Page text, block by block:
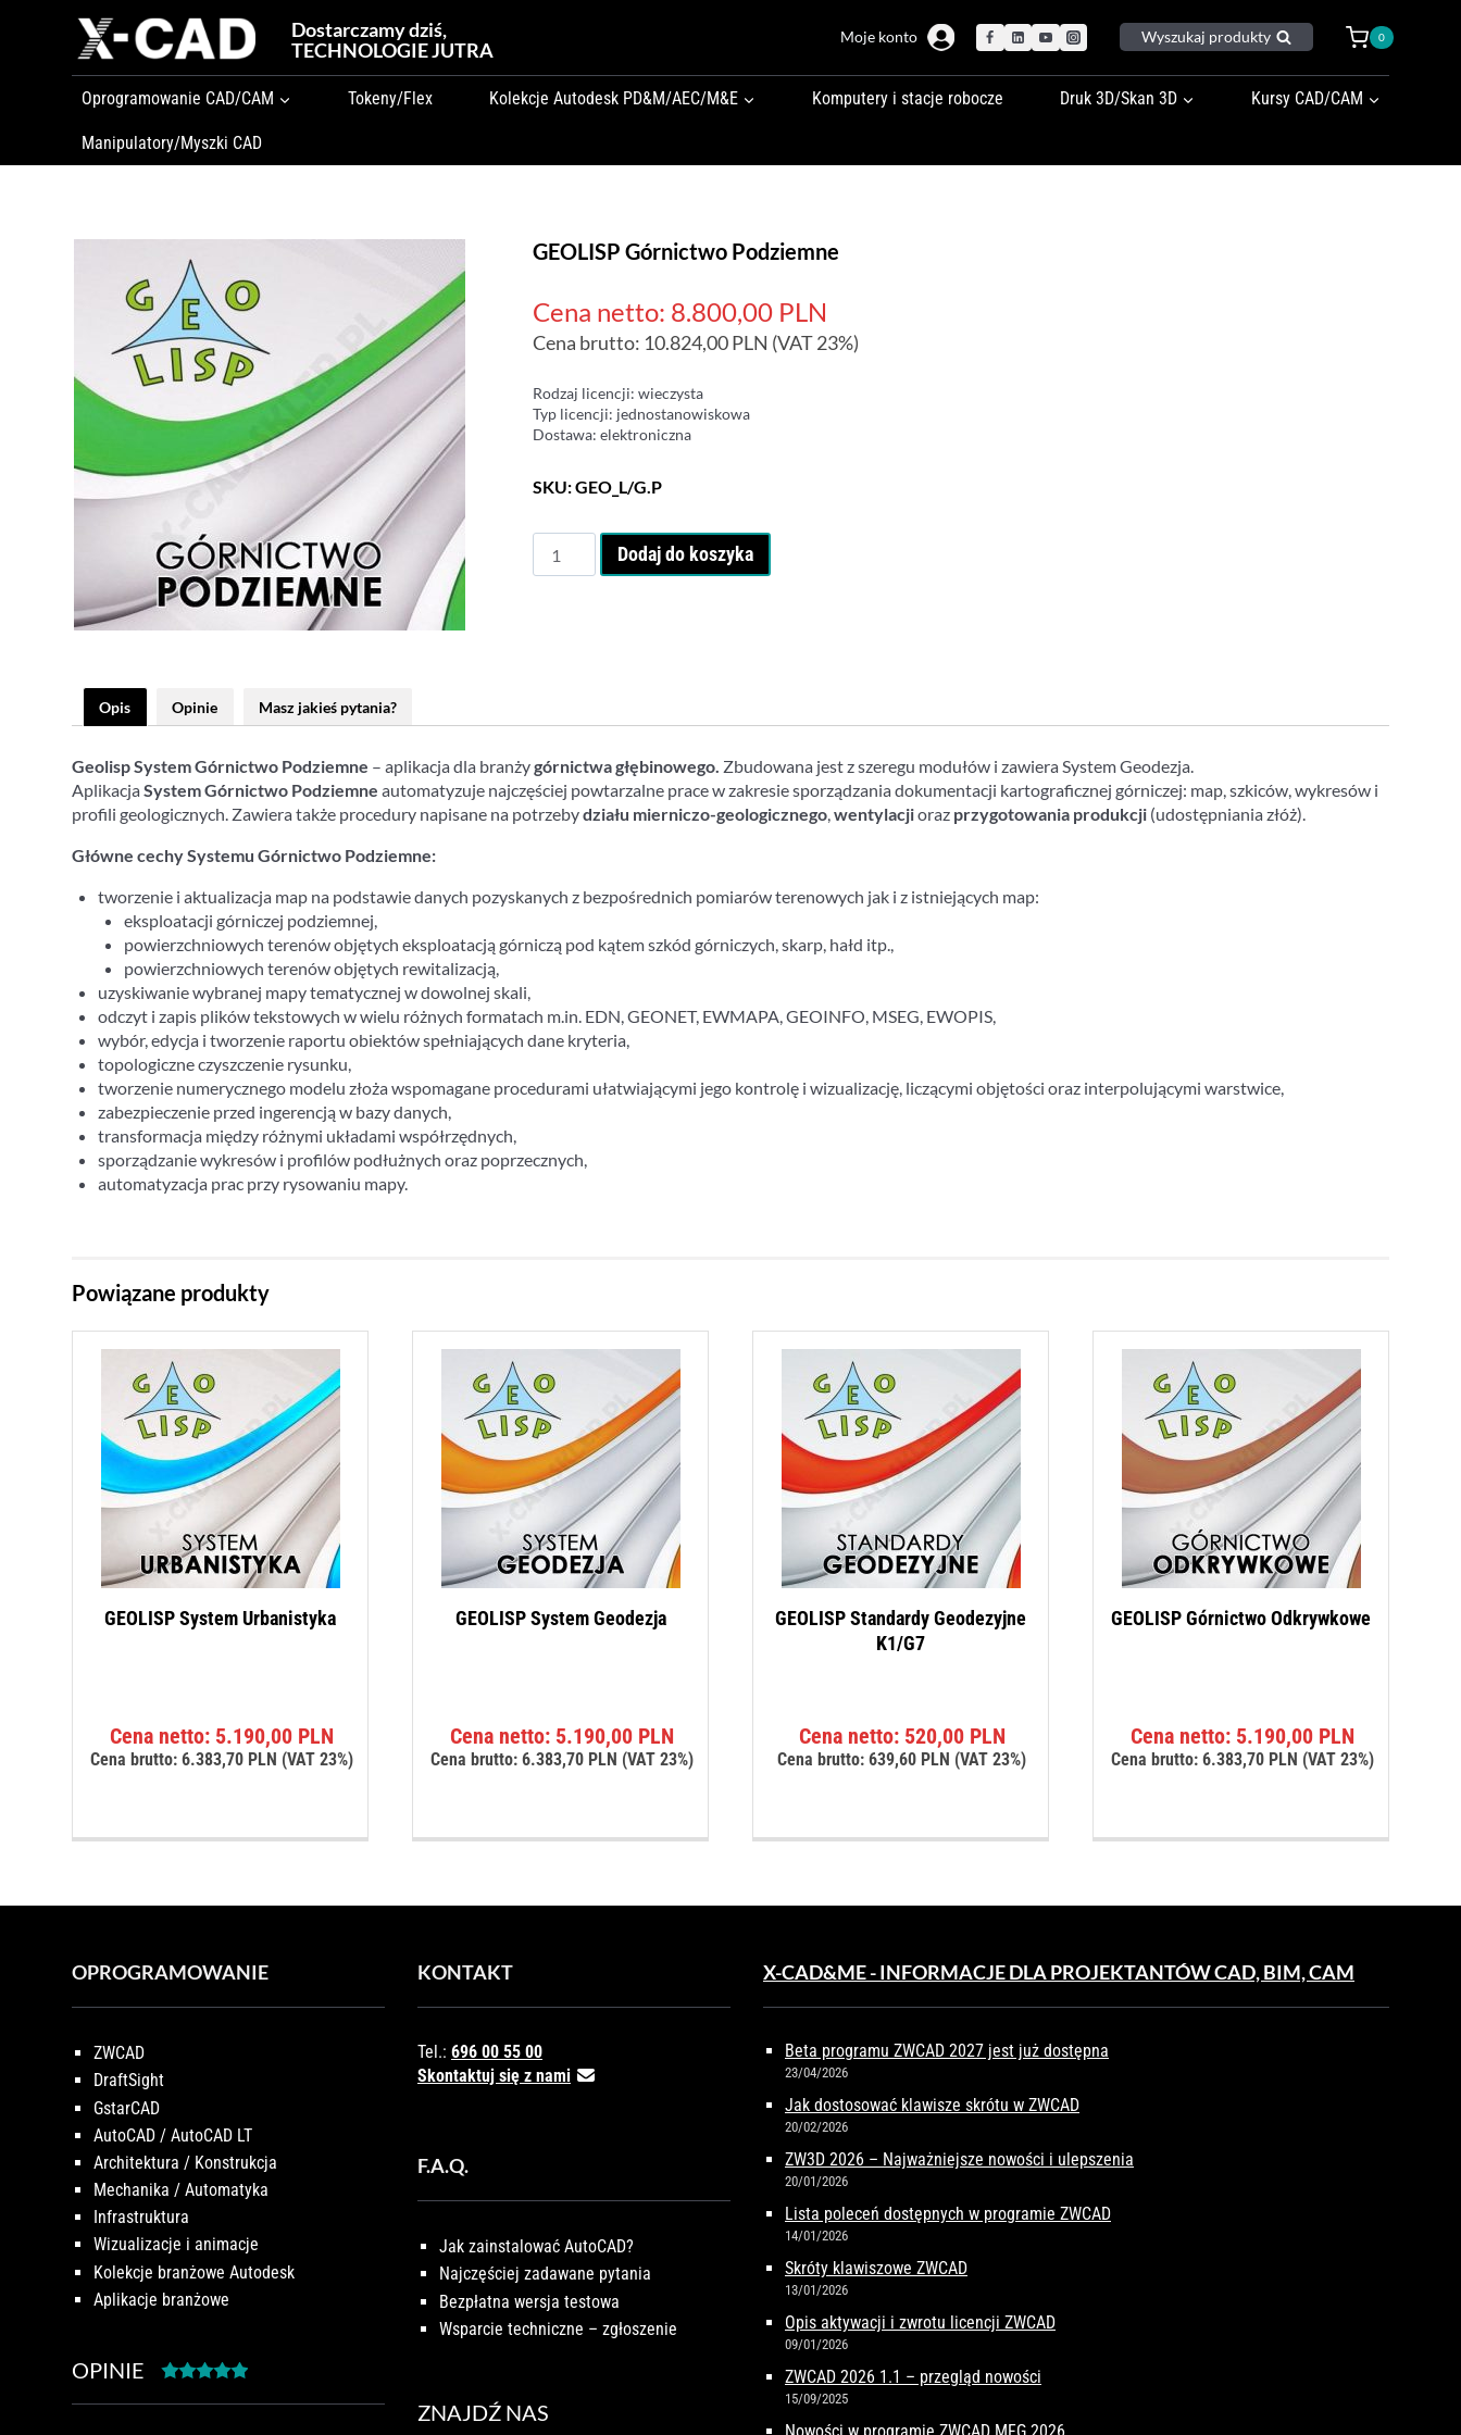
Dostarczamy dziś,
TECHNOLOGIE JUTRA
Moje konto Wyszukaj produkty 0
Oprogramowanie CAD/CAM Tokeny/Flex Kolekcje Autodesk PD&M/AEC/M&E Komputery i stacje robocze Druk 3D/Skan 3D Kursy CAD/CAM
Manipulatory/Myszki CAD
GEOLISP Górnictwo Podziemne
Cena netto: 8.800,00 PLN
Cena brutto: 10.824,00PLN (VAT 23%)
Rodzaj licencji: wieczysta
Typ licencji: jednostanowiskowa
Dostawa: elektroniczna
SKU:GEO_L/G.P
GEOLISP
Dodaj do koszyka
Opis Opinie Masz jakieś pytania?
Geolisp System Górnictwo Podziemne – aplikacja dla branżygórnictwa głębinowego. Zbudowana jest z szeregu modułów i zawiera System Geodezja.
AplikacjaSystemGórnictwo Podziemne automatyzuje najczęściej powtarzalne prace w zakresie sporządzania dokumentacji kartograficznej górniczej: map, szkiców, wykresów i
profili geologicznych. Zawiera także procedury napisane na potrzebydziału mierniczo-geologicznego,wentylacjioraz przygotowania produkcji (udostępniania złóż).
Główne cechy Systemu Górnictwo Podziemne:
tworzenie i aktualizacja map na podstawie danych pozyskanych z bezpośrednich pomiarów terenowych jak i z istniejących map:
eksploatacji górniczej podziemnej,
powierzchniowych terenów objętych eksploatacją górniczą pod kątem szkód górniczych, skarp, hałd itp.,
powierzchniowych terenów objętych rewitalizacją,
uzyskiwanie wybranej mapy tematycznej w dowolnej skali,
odczyt i zapis plików tekstowych w wielu różnych formatach m.in. EDN, GEONET, EWMAPA, GEOINFO, MSEG, EWOPIS,
wybór, edycja i tworzenie raportu obiektów spełniających dane kryteria,
topologiczne czyszczenie rysunku,
tworzenie numerycznego modelu złoża wspomagane procedurami ułatwiającymi jego kontrolę i wizualizację, liczącymi objętości oraz interpolującymi warstwice,
zabezpieczenie przed ingerencją w bazy danych,
transformacja między różnymi układami współrzędnych,
sporządzanie wykresów i profilów podłużnych oraz poprzecznych,
automatyzacja prac przy rysowaniu mapy.
Powiązane produkty
GEOLISP System Urbanistyka
Cena netto: 5.190,00 PLN
Cena brutto: 6.383,70 PLN (VAT 23%)
GEOLISP System Geodezja
Cena netto: 5.190,00 PLN
Cena brutto: 6.383,70 PLN (VAT 23%)
GEOLISP Standardy Geodezyjne
K1/G7
Cena netto: 520,00 PLN
Cena brutto:639,60 PLN (VAT 23%)
GEOLISP Górnictwo Odkrywkowe
Cena netto: 5.190,00 PLN
Cena brutto: 6.383,70 PLN (VAT 23%)
OPROGRAMOWANIE
ZWCAD
DraftSight
GstarCAD
AutoCAD / AutoCAD LT
Architektura / Konstrukcja
Mechanika / Automatyka
Infrastruktura
Wizualizacje i animacje
Kolekcje branżowe Autodesk
Aplikacje branżowe
OPINIE
KONTAKT
Tel.: 696 00 55 00
Skontaktuj się z nami
F.A.Q.
Jak zainstalować AutoCAD?
Najczęściej zadawane pytania
Bezpłatna wersja testowa
Wsparcie techniczne – zgłoszenie
ZNAJDŹ NAS
X-CAD&ME - INFORMACJE DLA PROJEKTANTÓW CAD, BIM, CAM
Beta programu ZWCAD 2027 jest już dostępna
23/04/2026
Jak dostosować klawisze skrótu w ZWCAD
20/02/2026
ZW3D 2026 – Najważniejsze nowości i ulepszenia
20/01/2026
Lista poleceń dostępnych w programie ZWCAD
14/01/2026
Skróty klawiszowe ZWCAD
13/01/2026
Opis aktywacji i zwrotu licencji ZWCAD
09/01/2026
ZWCAD 2026 1.1 – przegląd nowości
15/09/2025
Nowości w programie ZWCAD MFG 2026